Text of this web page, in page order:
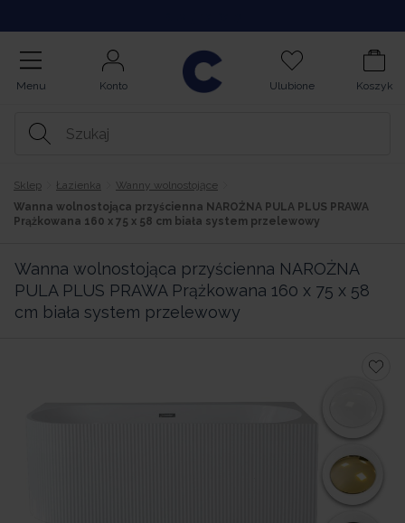
Menu Konto Ulubione Koszyk
Sklep Łazienka
Wanny wolnostojące
Wanna wolnostojąca przyścienna NAROŻNA PULA PLUS PRAWA
Prążkowana 160 x 75 x 58 cm biała system przelewowy
Wanna wolnostojąca przyścienna NAROŻNA
PULA PLUS PRAWA Prążkowana 160 x 75 x 58
cm biała system przelewowy